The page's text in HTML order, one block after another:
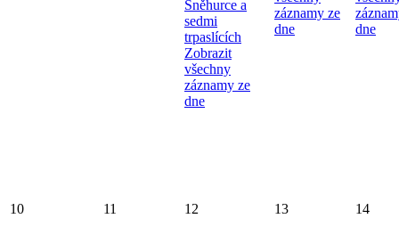
Sněhurce a
sedmi
trpaslících
Zobrazit
všechny
záznamy ze
dne
záznamy ze
dne
dne
10 11 12 13 14